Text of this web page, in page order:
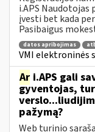
i.APS
įvesti bet kada
Pasibaigus
datos apribojimas
VMI elektroninės
Ar i.APS gali
gyventojas,
pažymą?
Web turinio